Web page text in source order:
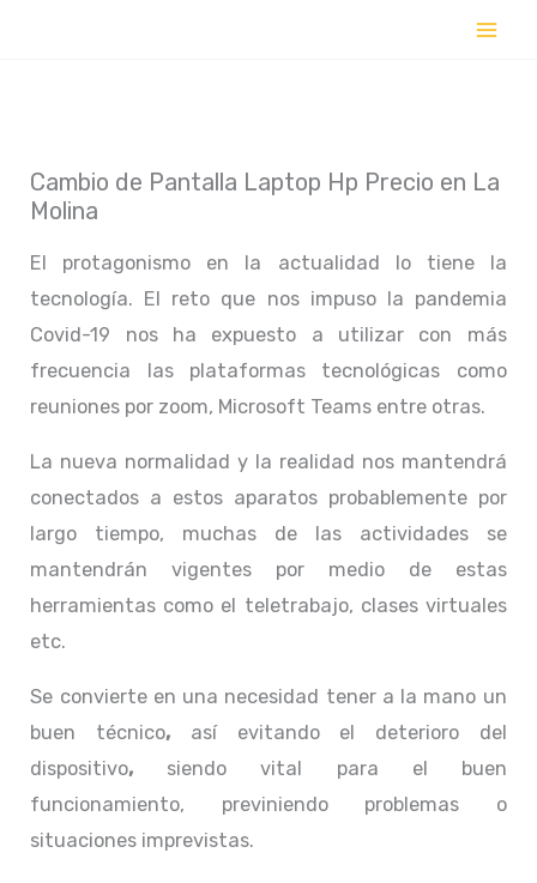
Cambio de Pantalla Laptop Hp Precio en La
Molina
El protagonismo en la actualidad lo tiene la
tecnología. El reto que nos impuso la pandemia
Covid-19 nos ha expuesto a utilizar con más
frecuencia las plataformas tecnológicas como
reuniones por zoom, Microsoft Teams entre otras.
La nueva normalidad y la realidad nos mantendrá
conectados a estos aparatos probablemente por
largo tiempo, muchas de las actividades se
mantendrán vigentes por medio de estas
herramientas como el teletrabajo, clases virtuales
etc.
Se convierte en una necesidad tener a la mano un
buen técnico, así evitando el deterioro del
dispositivo, siendo vital para el buen
funcionamiento, previniendo problemas o
situaciones imprevistas.